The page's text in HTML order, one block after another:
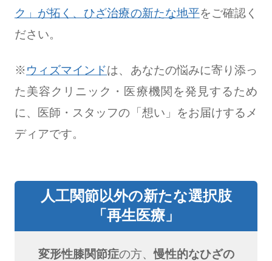
ク」が拓く、ひざ治療の新たな地平をご確認く
ださい。
※ウィズマインドは、あなたの悩みに寄り添っ
た美容クリニック・医療機関を発見するため
に、医師・スタッフの「想い」をお届けするメ
ディアです。
人工関節以外の新たな選択肢
「再生医療」
変形性膝関節症の方、慢性的なひざの